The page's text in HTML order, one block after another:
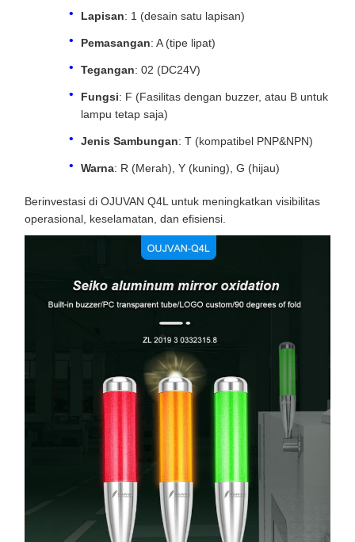
Lapisan: 1 (desain satu lapisan)
Pemasangan: A (tipe lipat)
Tegangan: 02 (DC24V)
Fungsi: F (Fasilitas dengan buzzer, atau B untuk
lampu tetap saja)
Jenis Sambungan: T (kompatibel PNP&NPN)
Warna: R (Merah), Y (kuning), G (hijau)
Berinvestasi di OJUVAN Q4L untuk meningkatkan visibilitas
operasional, keselamatan, dan efisiensi.